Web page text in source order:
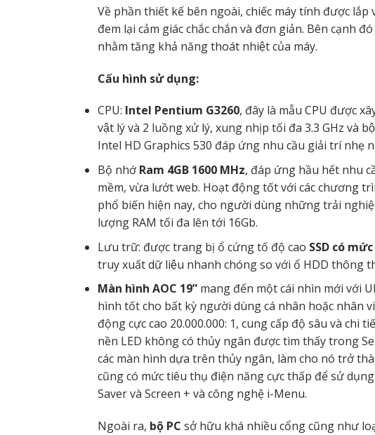
Về phần thiết kế bên ngoài, chiếc máy tính được
đem lại cảm giác chắc chắn và đơn giản. Bên cạnh
nhằm tăng khả năng thoát nhiệt của máy.
Cấu hình sử dụng:
CPU: Intel Pentium G3260, đây là mẫu CPU được
vật lý và 2 luồng xử lý, xung nhịp tối đa 3.3 GHz và
Intel HD Graphics 530 đáp ứng nhu cầu giải trí nhẹ
Bộ nhớ Ram 4GB 1600 MHz, đáp ứng hầu hết nhu
mềm, vừa lướt web. Hoạt động tốt với các chương
phổ biến hiện nay, cho người dùng những trải
lượng RAM tối đa lên tới 16Gb.
Lưu trữ: được trang bị ổ cứng tố độ cao SSD có
truy xuất dữ liệu nhanh chóng so với ổ HDD thông
Màn hình AOC 19” mang đến một cái nhìn mới với
hình tốt cho bất kỳ người dùng cá nhân hoặc nhân
động cực cao 20.000.000: 1, cung cấp độ sâu và
nền LED không có thủy ngân được tìm thấy trong
các màn hình dựa trên thủy ngân, làm cho nó trở
cũng có mức tiêu thụ điện năng cực thấp để sử
Saver và Screen + và công nghệ i-Menu.
Ngoài ra, bộ PC sở hữu khá nhiều cổng cũng như